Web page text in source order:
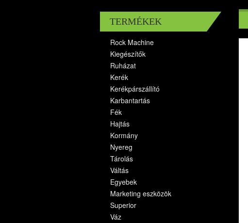
TERMÉKEK
Rock Machine
Kiegészítők
Ruházat
Kerék
Kerékpárszállító
Karbantartás
Fék
Hajtás
Kormány
Nyereg
Tárolás
Váltás
Egyebek
Marketing eszközök
Superior
Váz